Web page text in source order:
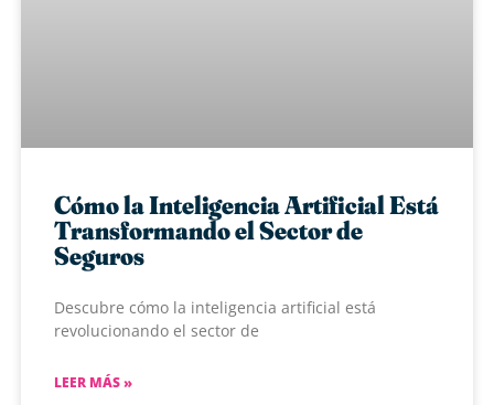
Cómo la Inteligencia Artificial Está
Transformando el Sector de
Seguros
Descubre cómo la inteligencia artificial está
revolucionando el sector de
LEER MÁS »